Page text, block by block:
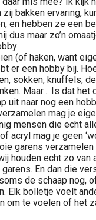
zij bakken ervaring,
en hebben ze een
dus maar zo’n
(of haken, want
er een hobby bij.
sokken, knuffels,
Maar… Is dat het
uit naar nog een
mag je
mensen die echt
acryl mag je geen
garens
houden echt zo van
En dan die
de schaap nog,
Elk bolletje voelt
om te voelen of het